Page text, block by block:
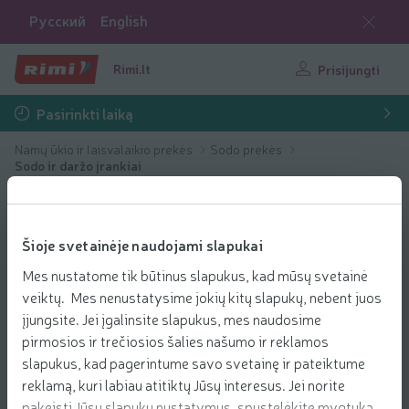
Šioje svetainėje naudojami slapukai
Mes nustatome tik būtinus slapukus, kad mūsų svetainė
veiktų. Mes nenustatysime jokių kitų slapukų, nebent juos
įjungsite. Jei įgalinsite slapukus, mes naudosime
pirmosios ir trečiosios šalies našumo ir reklamos
slapukus, kad pagerintume savo svetainę ir pateiktume
reklamą, kuri labiau atitiktų Jūsų interesus. Jei norite
Русский English
Rimi.lt Prisijungti
Pasirinkti laiką
Namų ūkio ir laisvalaikio prekės
Sodo prekės
Sodo ir daržo įrankiai